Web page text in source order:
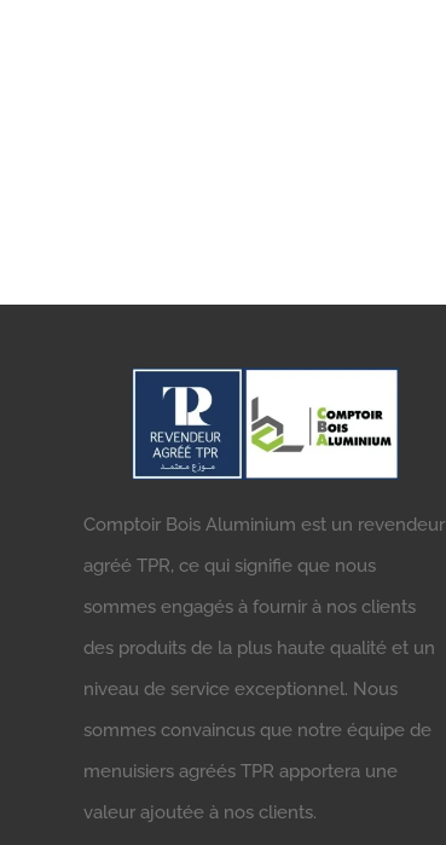
Comptoir Bois Aluminium est un revendeur
agréé TPR, ce qui signifie que nous
sommes engagés à fournir à nos clients
des produits de la plus haute qualité et un
niveau de service exceptionnel. Nous
sommes convaincus que notre équipe de
menuisiers agréés TPR apportera une
valeur ajoutée à nos clients.